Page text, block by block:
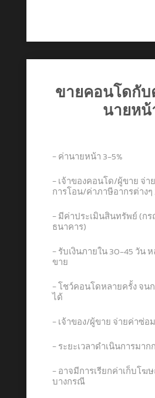
ขายคอนโดกั
นายหน้
− ค่านายหน้า 3-5%
− เจ้าของคอนโด/ผู้ขาย จ่า
การโอน/ค่าภาษีอากรต่างๆ
− มีค่าประเมินสินทรัพย์ (ก
ธนาคาร)
− รับเงินภายใน 30-45 วัน
ขาย
− โชว์คอนโดหลายครั้ง จน
ได้
− เจ้าของ/ผู้ขาย จ่ายค่าซ่
− ระยะเวลาดำเนินการมาก
− อาจมีการเรียกค่าเก็บโฆ
บางกรณี